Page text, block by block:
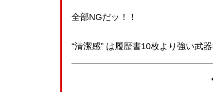
全部NGだッ！！
“清潔感” は履歴書10枚より強い武器